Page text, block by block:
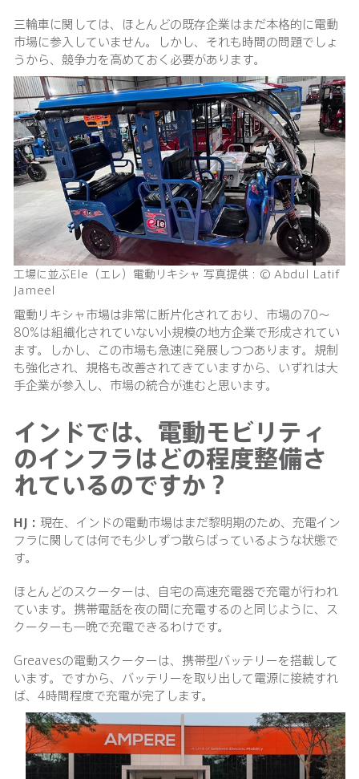
三輪車に関しては、ほとんどの既存企業はまだ本格的に電動
市場に参入していません。しかし、それも時間の問題でしょ
うから、競争力を高めておく必要があります。
工場に並ぶEle（エレ）電動リキシャ 写真提供：© Abdul Latif
Jameel
電動リキシャ市場は非常に断片化されており、市場の70〜
80%は組織化されていない小規模の地方企業で形成されてい
ます。しかし、この市場も急速に発展しつつあります。規制
も強化され、規格も改善されてきていますから、いずれは大
手企業が参入し、市場の統合が進むと思います。
インドでは、電動モビリティ
のインフラはどの程度整備さ
れているのですか？
HJ： 現在、インドの電動市場はまだ黎明期のため、充電イン
フラに関しては何でも少しずつ散らばっているような状態で
す。
ほとんどのスクーターは、自宅の高速充電器で充電が行われ
ています。携帯電話を夜の間に充電するのと同じように、ス
クーターも一晩で充電できるわけです。
Greavesの電動スクーターは、携帯型バッテリーを搭載して
います。ですから、バッテリーを取り出して電源に接続すれ
ば、4時間程度で充電が完了します。